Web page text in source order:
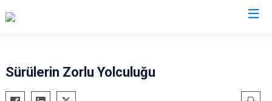
Sürülerin Zorlu Yolculuğu